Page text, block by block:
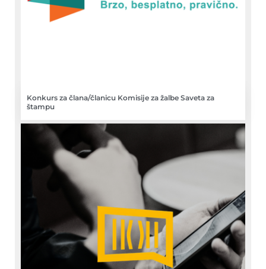
Konkurs za člana/članicu Komisije za žalbe Saveta za
štampu